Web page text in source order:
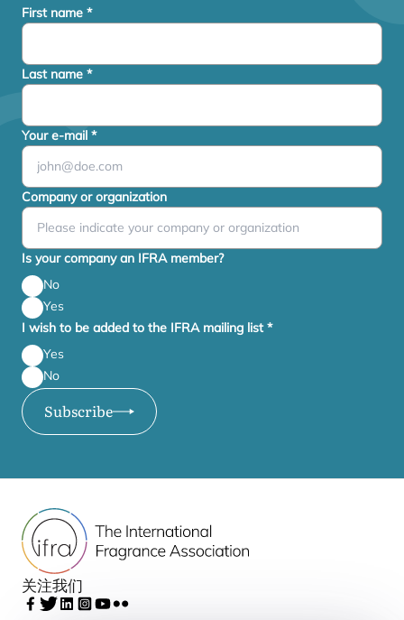
First name *
Last name *
Your e-mail *
Company or organization
Is your company an IFRA member?
No
Yes
I wish to be added to the IFRA mailing list*
Yes
No
Subscribe
关注我们